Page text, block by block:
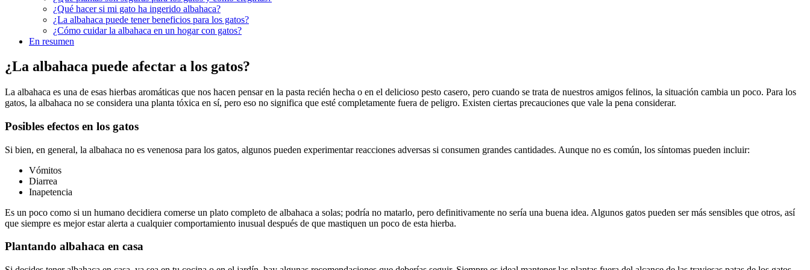
¿Qué hacer si mi gato ha ingerido albahaca?
¿La albahaca puede tener beneficios para los gatos?
¿Cómo cuidar la albahaca en un hogar con gatos?
En resumen
¿La albahaca puede afectar a los gatos?
La albahaca es una de esas hierbas aromáticas que nos hacen pensar en la pasta recién hecha o en el delicioso pesto casero, pero cuando se trata de nuestros amigos felinos, la situación cambia un poco. Para los
gatos, la albahaca no se considera una planta tóxica en sí, pero eso no significa que esté completamente fuera de peligro. Existen ciertas precauciones que vale la pena considerar.
Posibles efectos en los gatos
Si bien, en general, la albahaca no es venenosa para los gatos, algunos pueden experimentar reacciones adversas si consumen grandes cantidades. Aunque no es común, los síntomas pueden incluir:
Vómitos
Diarrea
Inapetencia
Es un poco como si un humano decidiera comerse un plato completo de albahaca a solas; podría no matarlo, pero definitivamente no sería una buena idea. Algunos gatos pueden ser más sensibles que otros, así
que siempre es mejor estar alerta a cualquier comportamiento inusual después de que mastiquen un poco de esta hierba.
Plantando albahaca en casa